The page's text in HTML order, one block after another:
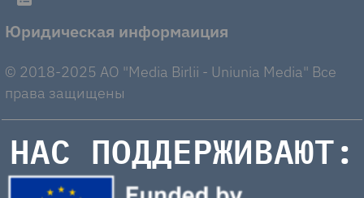
Юридическая информаиция
© 2018-2025 AO "Media Birlii - Uniunia Media" Все
права защищены
НАС ПОДДЕРЖИВАЮТ: